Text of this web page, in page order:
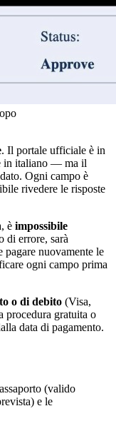
. Il portale ufficiale è in
in italiano — ma il
Ogni campo è
rivedere le risposte
è impossibile
di errore, sarà
pagare nuovamente le
ogni campo prima
o di debito (Visa,
procedura gratuita o
data di pagamento.
(valido
e le